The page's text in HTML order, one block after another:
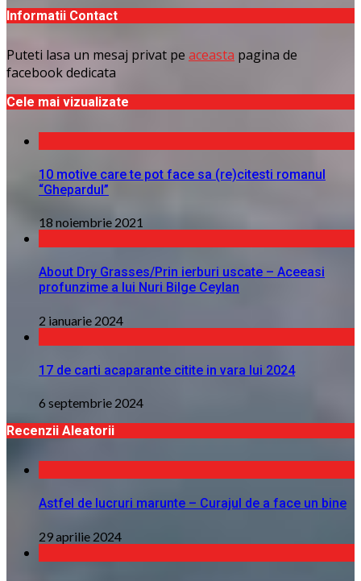
Informatii Contact
Puteti lasa un mesaj privat pe aceasta pagina de
facebook dedicata
Cele mai vizualizate
10 motive care te pot face sa (re)citesti romanul
“Ghepardul”
18 noiembrie 2021
About Dry Grasses/Prin ierburi uscate – Aceeasi
profunzime a lui Nuri Bilge Ceylan
2 ianuarie 2024
17 de carti acaparante citite in vara lui 2024
6 septembrie 2024
Recenzii Aleatorii
Astfel de lucruri marunte – Curajul de a face un bine
29 aprilie 2024